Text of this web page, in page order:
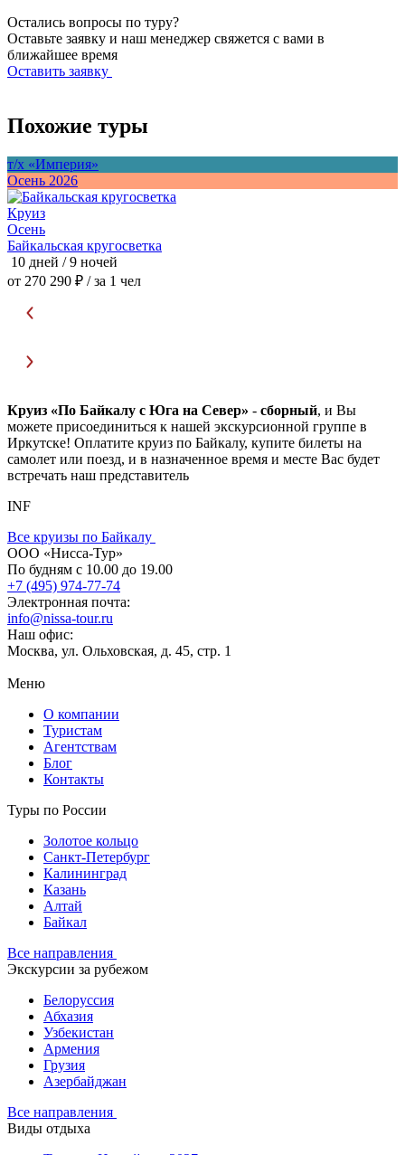
Остались вопросы по туру?
Оставьте заявку и наш менеджер свяжется с вами в
ближайшее время
Оставить заявку
Похожие туры
т/х «Империя»
Осень 2026
Круиз
Осень
Байкальская кругосветка
10 дней / 9 ночей
от 270 290 ₽ / за 1 чел
Круиз «По Байкалу с Юга на Север» - сборный, и Вы
можете присоединиться к нашей экскурсионной группе в
Иркутске! Оплатите круиз по Байкалу, купите билеты на
самолет или поезд, и в назначенное время и месте Вас будет
встречать наш представитель
INF
Все круизы по Байкалу
ООО «Нисса-Тур»
По будням с 10.00 до 19.00
+7 (495) 974-77-74
Электронная почта:
info@nissa-tour.ru
Наш офис:
Москва, ул. Ольховская, д. 45, стр. 1
Меню
О компании
Туристам
Агентствам
Блог
Контакты
Туры по России
Золотое кольцо
Санкт-Петербург
Калининград
Казань
Алтай
Байкал
Все направления
Экскурсии за рубежом
Белоруссия
Абхазия
Узбекистан
Армения
Грузия
Азербайджан
Все направления
Виды отдыха